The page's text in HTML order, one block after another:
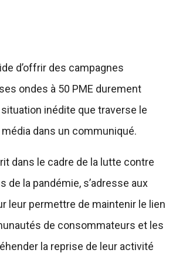
d’offrir des campagnes
ondes à 50 PME durement
inédite que traverse le
dans un communiqué.
dans le cadre de la lutte contre
de la pandémie, s’adresse aux
leur permettre de maintenir le lien
de consommateurs et les
la reprise de leur activité